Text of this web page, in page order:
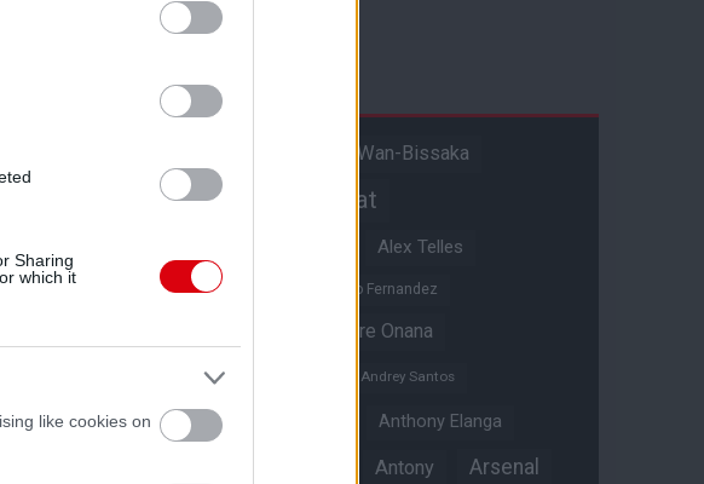
Sharing
which it
like cookies on
Aaron Wan-Bissaka
Akadémiai csapat
Alex Telles
Altay Bayindir Alvaro Fernandez
Andre Onana
Andreas Pereira
Andrey Santos
Angol válogatott Anthony Elanga
Antony Arsenal